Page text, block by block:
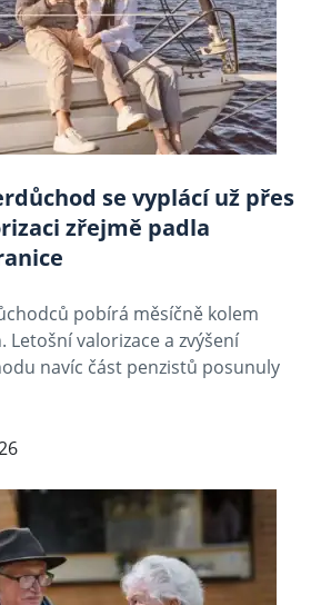
se vyplácí už přes
zřejmě padla
pobírá měsíčně kolem
Letošní valorizace a zvýšení
navíc část penzistů posunuly